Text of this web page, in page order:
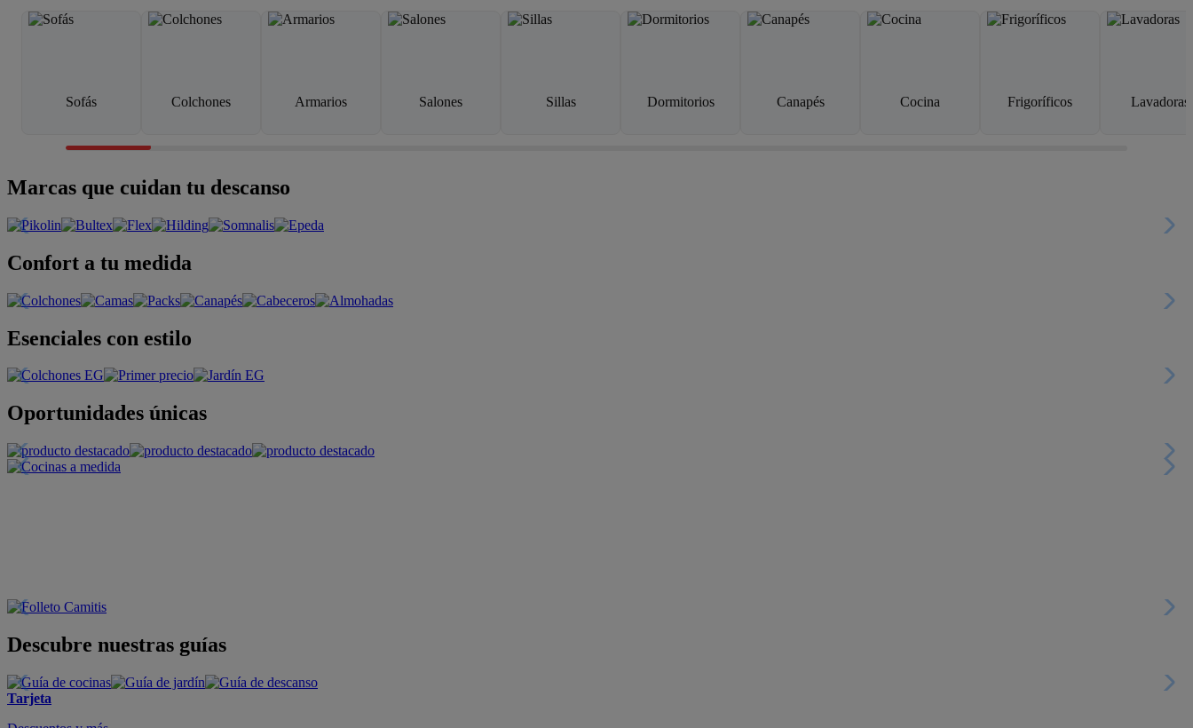
Sofás Colchones Armarios Salones Sillas Dormitorios Canapés Cocina Frigoríficos Lavadoras
Marcas que cuidan tu descanso
Confort a tu medida
Esenciales con estilo
Oportunidades únicas
Descubre nuestras guías
Tarjeta